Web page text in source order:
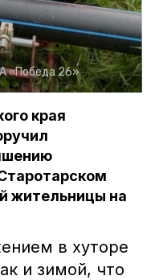
«Победа 26»
края
жительницы на
в хуторе
и зимой, что